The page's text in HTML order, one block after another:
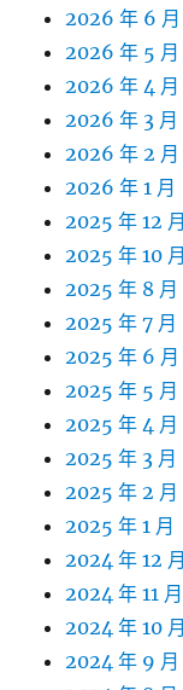
2026 年 6 月
2026 年 5 月
2026 年 4 月
2026 年 3 月
2026 年 2 月
2026 年 1 月
2025 年 12 月
2025 年 10 月
2025 年 8 月
2025 年 7 月
2025 年 6 月
2025 年 5 月
2025 年 4 月
2025 年 3 月
2025 年 2 月
2025 年 1 月
2024 年 12 月
2024 年 11 月
2024 年 10 月
2024 年 9 月